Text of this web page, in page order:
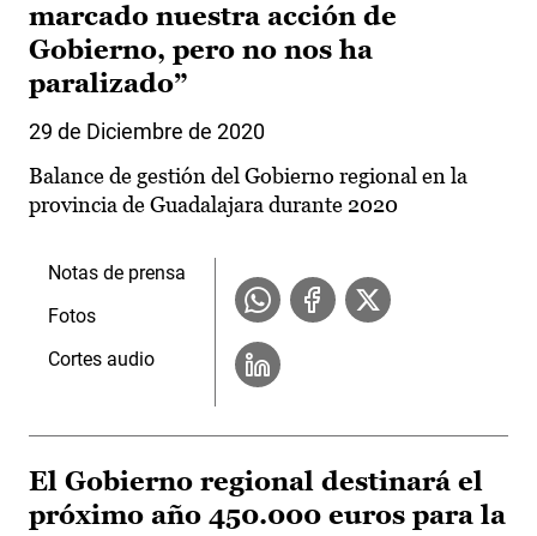
marcado nuestra acción de
Gobierno, pero no nos ha
paralizado”
29 de Diciembre de 2020
Balance de gestión del Gobierno regional en la
provincia de Guadalajara durante 2020
Notas de prensa
Fotos
Cortes audio
El Gobierno regional destinará el
próximo año 450.000 euros para la